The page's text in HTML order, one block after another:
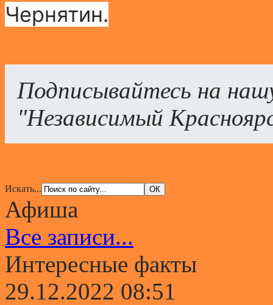
Чернятин.
Подписывайтесь на
"Независимый
Искать...
Афиша
Все записи...
Интересные факты
29.12.2022 08:51